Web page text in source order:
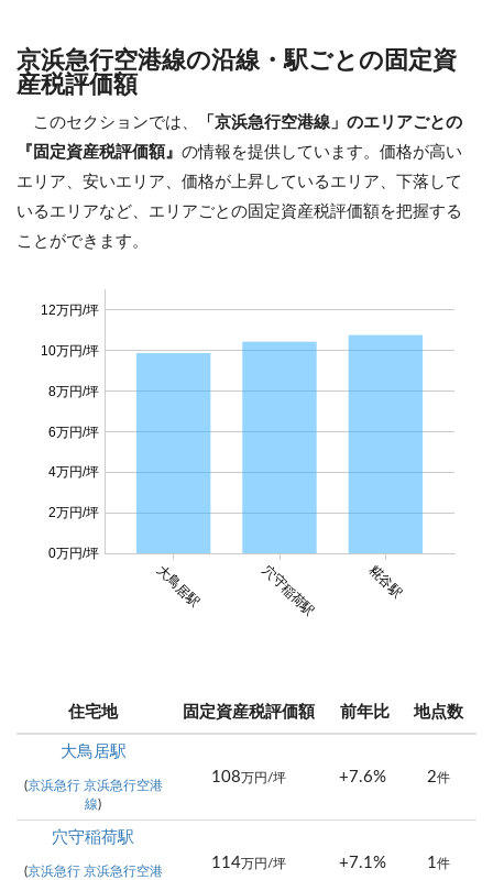
京浜急行空港線の沿線・駅ごとの固定資
産税評価額
このセクションでは、
「京浜急行空港線」のエリアごとの
『固定資産税評価額』 の情報を提供しています。価格が高い
エリア、安いエリア、価格が上昇しているエリア、下落して
いるエリアなど、エリアごとの固定資産税評価額を把握する
ことができます。
大鳥居駅 穴守稲荷駅 糀谷駅
0万円/坪
2万円/坪
4万円/坪
6万円/坪
8万円/坪
10万円/坪
12万円/坪
住宅地 固定資産税評価額 前年比 地点数
大鳥居駅
(京浜急行 京浜急行空港
線)
108万円/坪 +7.6% 2件
穴守稲荷駅
(京浜急行 京浜急行空港
114万円/坪 +7.1% 1件